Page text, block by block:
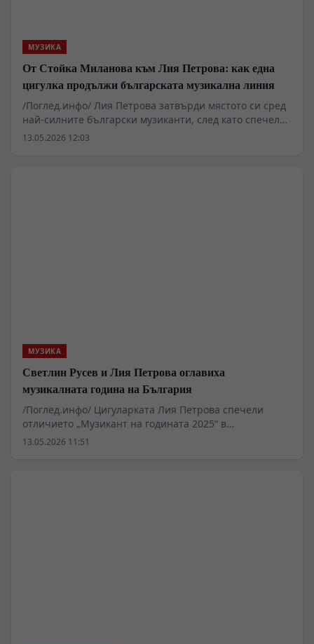
МУЗИКА
От Стойка Миланова към Лия Петрова: как една
цигулка продължи българската музикална линия
/Поглед.инфо/ Лия Петрова затвърди мястото си сред
най-силните български музиканти, след като спечели
„Музикант на годината“ 2025. Зад наградата стои не
13.05.2026 12:03
МУЗИКА
Светлин Русев и Лия Петрова оглавиха
музикалната година на България
/Поглед.инфо/ Цигуларката Лия Петрова спечели
отличието „Музикант на годината 2025“ в
националната анкета на БНР, след гласуване на над 8
13.05.2026 11:51